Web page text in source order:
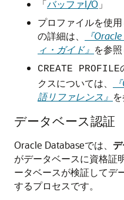
「バッファI/O 」
プロファイルを使
の詳細は、
『
ィ・ガイド』 を参
CREATE PROFILE
クスについては、
語リファレンス』
データベース認証
Oracle Databaseでは、
がデータベースに資格証
ータベースが検証してデ
するプロセスです。